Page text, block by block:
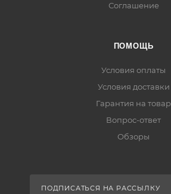
Соглашение
ПОМОЩЬ
Условия оплаты
Условия доставки
Гарантия на товар
Вопрос-ответ
Обзоры
ПОДПИСАТЬСЯ НА РАССЫЛКУ